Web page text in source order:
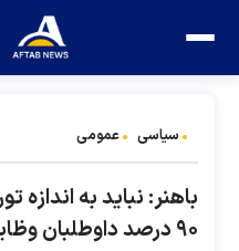
سیاسی عمومی
باهنر: نباید به
۹۰ درصد داوطلبان وظایف مجلس را نمی‌دانند